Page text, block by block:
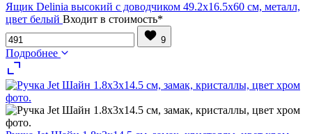
Ящик Delinia высокий с доводчиком 49.2х16.5х60 см, металл,
цвет белый Входит в стоимость*
9
Подробнее